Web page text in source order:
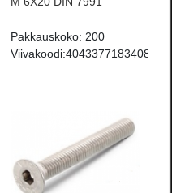
Pakkauskoko: 200
Viivakoodi:4043377183408